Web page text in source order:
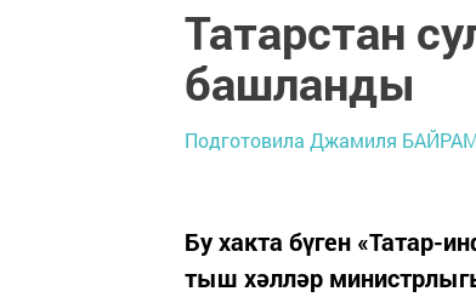
Татарстан
башланды
Подготовила Джамиля
Бу хакта бүген «Татар-
тыш хәлләр